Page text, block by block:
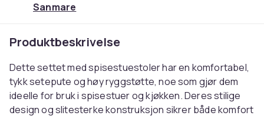
Sanmare
Produktbeskrivelse
Dette settet med spisestuestoler har en komfortabel,
tykk setepute og høy ryggstøtte, noe som gjør dem
ideelle for bruk i spisestuer og kjøkken. Deres stilige
design og slitesterke konstruksjon sikrer både komfort